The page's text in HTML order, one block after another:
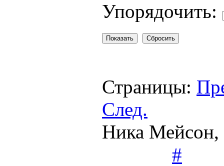
Упорядочить:
Страницы:
След.
Ника Мейсон,
#